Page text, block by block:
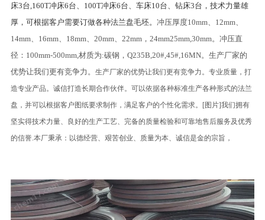
床3台,160T冲床6台、100T冲床6台、车床10台、钻床3台，技术力量雄
厚，可根据客户需要订做各种法兰盘毛坯。 冲压厚度10mm、12mm、
14mm、16mm、18mm、20mm、22mm，24mm25mm,30mm。冲压直
径：100mm-500mm,材质为:碳钢，Q235B,20#,45#,16MN。生产厂家的
优势让我们更有竞争力。 生产厂家的优势让我们更有竞争力。专业质量，打
造专业产品。诚信打造长期合作伙伴。可以依据各种标准生产各种形式的法兰
盘，并可以根据客户图纸要求制作，满足客户的个性化需求。 [图片]我们拥有
坚实得技术力量、良好的生产工艺、完备的质量检验和可靠地售后服务及优秀
的信誉. 本厂秉承：以德经营、艰苦创业、质量为本、诚信是金的宗旨，